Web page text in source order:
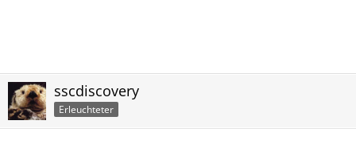
sscdiscovery
Erleuchteter